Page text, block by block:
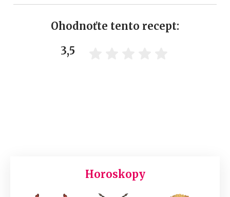
Ohodnoťte tento recept:
3,5
Horoskopy